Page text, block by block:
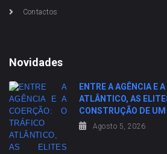
Contactos
Novidades
ENTRE A AGÊNCIA E
ATLÂNTICO, AS
CONSTRUÇÃO DE
Agosto 5, 2026